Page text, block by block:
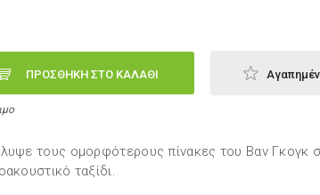
ΠΡΟΣΘΗΚΗ ΣΤΟ ΚΑΛΑΘΙ
τους ομορφότερους πίνακες του Βαν Γκογκ
ταξίδι.